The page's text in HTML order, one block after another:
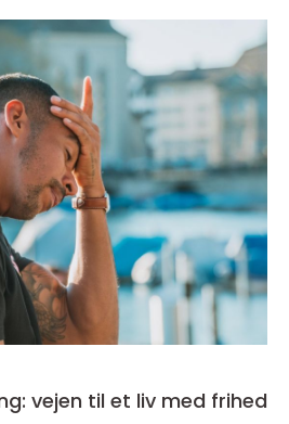
vejen til et liv med frihed